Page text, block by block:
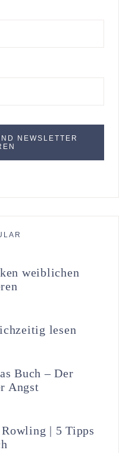
weiblichen
lesen
Buch – Der
Angst
| 5 Tipps